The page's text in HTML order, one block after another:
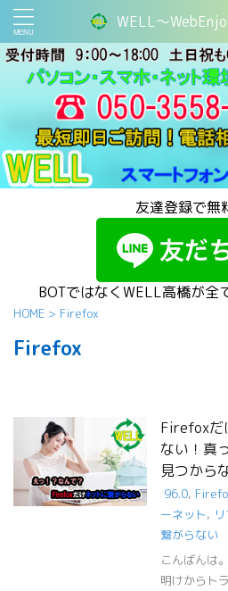
WELL～
友達登録で無
BOTではなくWELL高橋が全
HOME > Firefox
Firefox
Firefoxだ
ない！真
見つから
96.0,
ーネット,
繋がらない
こんばんは
明けからト